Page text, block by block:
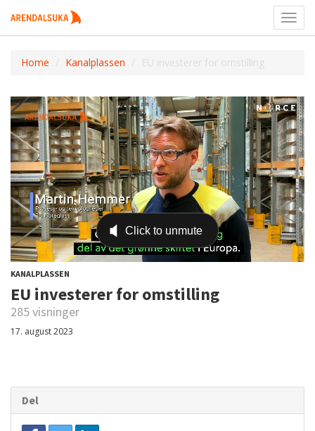
Home Kanalplassen EU investerer for omstilling
KANALPLASSEN
EU investerer for omstilling
285 visninger
17. august 2023
Del